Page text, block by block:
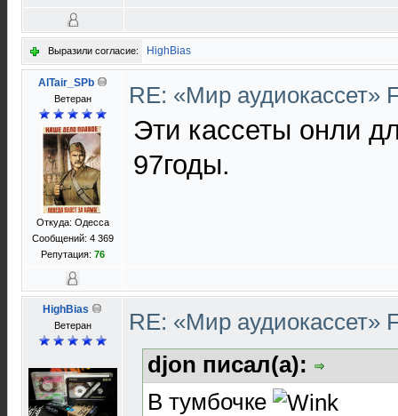
Выразили согласие: HighBias
AlTair_SPb
Ветеран
Откуда: Одесса
Сообщений: 4 369
Репутация: 76
RE: «Мир аудиокассет»
Эти кассеты онли
97годы.
HighBias
Ветеран
RE: «Мир аудиокассет»
djon писал(а):
В тумбочке